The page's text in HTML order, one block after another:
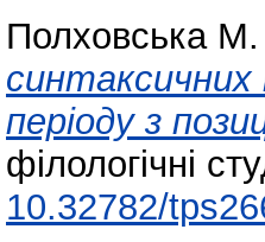
Полховська
синтаксичних
періоду з
філологічні
10.32782/